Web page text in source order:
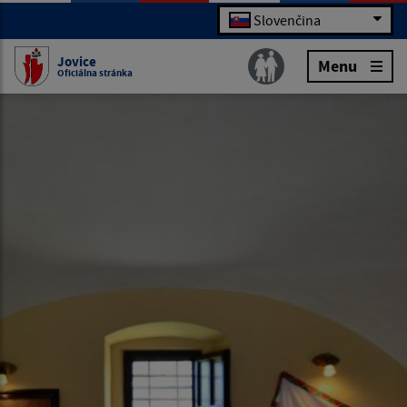
Slovenčina
Jovice
Oficiálna stránka Menu